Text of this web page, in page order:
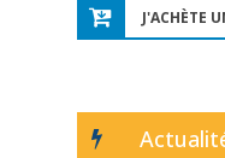
J'ACHÈTE